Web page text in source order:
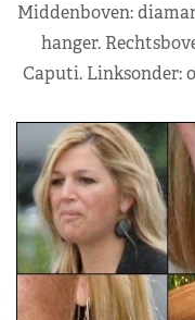
Middenboven:
hanger.
Caputi. Linksonder: